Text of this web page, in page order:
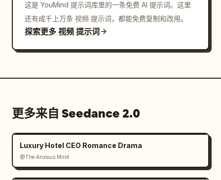
这是 YouMind 提示词库里的一条免费 AI 提示词。这里
还有成千上万条 视频 提示词，都能免费复制和改用。
探索更多 视频 提示词
更多来自 Seedance 2.0
Luxury Hotel CEO Romance Drama
@The Anxious Mind